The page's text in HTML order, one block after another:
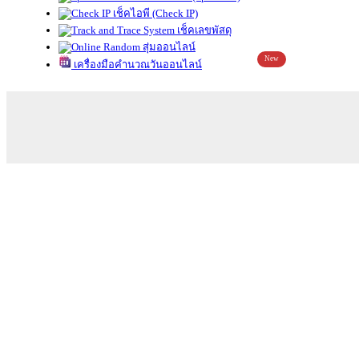
เช็คไอพี (Check IP)
เช็คเลขพัสดุ
สุ่มออนไลน์
เครื่องมือคำนวณวันออนไลน์
New